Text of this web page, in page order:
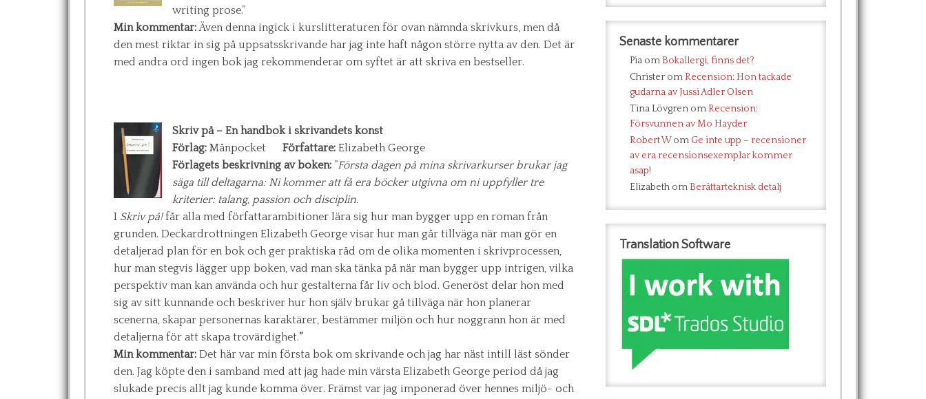
writing prose.”
Min kommentar:Även denna ingick i kurslitteraturen för ovan nämnda skrivkurs, men då
den mest riktar in sig på uppsatsskrivande har jag inte haft någon större nytta av den. Det är
med andra ord ingen bok jag rekommenderar om syftet är att skriva en bestseller.
Skriv på – En handbok i skrivandets konst
Förlag: Månpocket Författare: Elizabeth George
Förlagets beskrivning av boken: ”Första dagen på mina skrivarkurser brukar jag
säga till deltagarna: Ni kommer att få era böcker utgivna om ni uppfyller tre
kriterier: talang, passion och disciplin.
I Skriv på!får alla med författarambitioner lära sig hur man bygger upp en roman från
grunden. Deckardrottningen Elizabeth George visar hur man går tillväga när man gör en
detaljerad plan för en bok och ger praktiska råd om de olika momenten i skrivprocessen,
hur man stegvis lägger upp boken, vad man ska tänka på när man bygger upp intrigen, vilka
perspektiv man kan använda och hur gestalterna får liv och blod. Generöst delar hon med
sig av sitt kunnande och beskriver hur hon själv brukar gå tillväga när hon planerar
scenerna, skapar personernas karaktärer, bestämmer miljön och hur noggrann hon är med
detaljerna för att skapa trovärdighet.”
Min kommentar: Det här var min första bok om skrivande och jag har näst intill läst sönder
den. Jag köpte den i samband med att jag hade min värsta Elizabeth George period då jag
slukade precis allt jag kunde komma över. Främst var jag imponerad över hennes miljö- och
Senaste kommentarer
Pia om Bokallergi, finns det?
Christer om Recension: Hon tackade
gudarna av Jussi Adler Olsen
Tina Lövgren om Recension:
Försvunnen av Mo Hayder
Robert Wom Ge inte upp – recensioner
av era recensionsexemplar kommer
asap!
Elizabeth om Berättarteknisk detalj
Translation Software